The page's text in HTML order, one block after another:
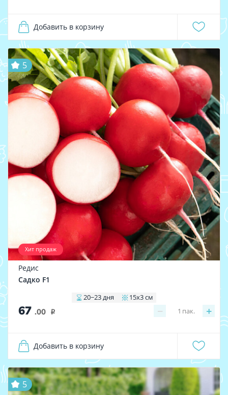
Добавить в корзину
Хит продаж
5
Редис
Садко F1
20−23 дня 15x3 см
67 .00 i − +
1 пак.
Добавить в корзину
5